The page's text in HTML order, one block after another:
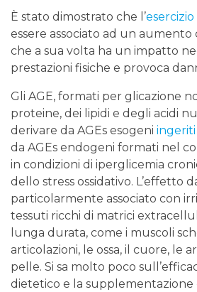
È stato dimostrato che l’esercizio
essere associato ad un aumento
che a sua volta ha un impatto
prestazioni fisiche e provoca
Gli AGE, formati per glicazione
proteine, dei lipidi e degli acidi
derivare da AGEs esogeni
da AGEs endogeni formati nel
in condizioni di iperglicemia
dello stress ossidativo. L’effetto
particolarmente associato con
tessuti ricchi di matrici
lunga durata, come i muscoli
articolazioni, le ossa, il cuore, le
pelle. Si sa molto poco
dietetico e la supplementazione